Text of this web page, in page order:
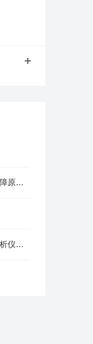
高低温交变湿热试验箱常见故障原因及解决方法
不知道如何操作石膏相组成分析仪？进来看